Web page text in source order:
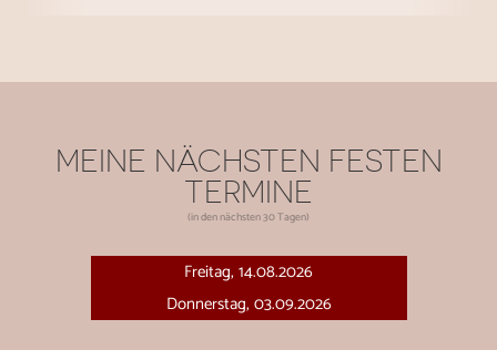
MEINE NÄCHSTEN FESTEN
TERMINE
(in den nächsten 30 Tagen)
Freitag, 14.08.2026
Donnerstag, 03.09.2026